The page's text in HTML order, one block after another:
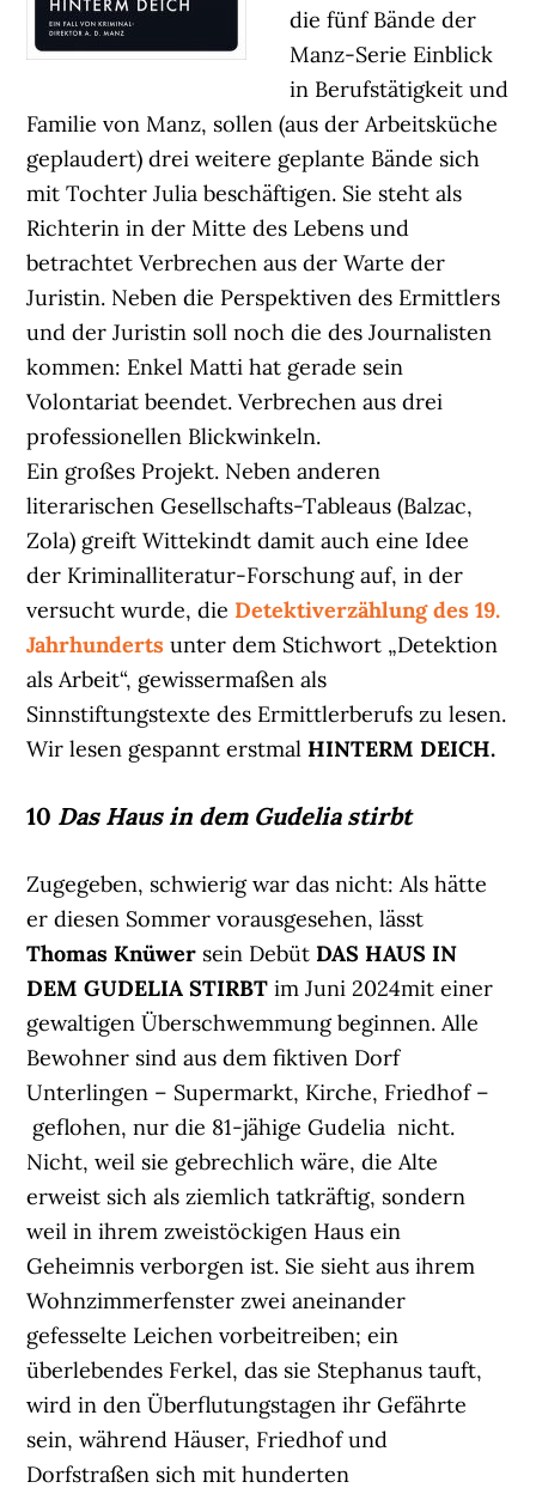
die fünf Bände der
Manz-Serie Einblick
in Berufstätigkeit und
Familie von Manz, sollen (aus der Arbeitsküche
geplaudert) drei weitere geplante Bände sich
mit Tochter Julia beschäftigen. Sie steht als
Richterin in der Mitte des Lebens und
betrachtet Verbrechen aus der Warte der
Juristin. Neben die Perspektiven des Ermittlers
und der Juristin soll noch die des Journalisten
kommen: Enkel Matti hat gerade sein
Volontariat beendet. Verbrechen aus drei
professionellen Blickwinkeln.
Ein großes Projekt. Neben anderen
literarischen Gesellschafts-Tableaus (Balzac,
Zola) greift Wittekindt damit auch eine Idee
der Kriminalliteratur-Forschung auf, in der
versucht wurde, die Detektiverzählung des 19.
Jahrhunderts unter dem Stichwort „Detektion
als Arbeit“, gewissermaßen als
Sinnstiftungstexte des Ermittlerberufs zu lesen.
Wir lesen gespannt erstmalHINTERM DEICH.
10 Das Haus in dem Gudelia stirbt
Zugegeben, schwierig war das nicht: Als hätte
er diesen Sommer vorausgesehen, lässt
Thomas Knüwer sein DebütDAS HAUS IN
DEM GUDELIA STIRBTim Juni 2024mit einer
gewaltigen Überschwemmung beginnen. Alle
Bewohner sind aus dem fiktiven Dorf
Unterlingen – Supermarkt, Kirche, Friedhof –
geflohen, nur die 81-jähige Gudelia nicht.
Nicht, weil sie gebrechlich wäre, die Alte
erweist sich als ziemlich tatkräftig, sondern
weil in ihrem zweistöckigen Haus ein
Geheimnis verborgen ist. Sie sieht aus ihrem
Wohnzimmerfenster zwei aneinander
gefesselte Leichen vorbeitreiben; ein
überlebendes Ferkel, das sie Stephanus tauft,
wird in den Überflutungstagen ihr Gefährte
sein, während Häuser, Friedhof und
Dorfstraßen sich mit hunderten